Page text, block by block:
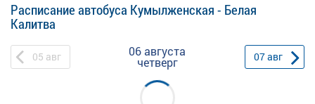
Расписание автобуса Кумылженская - Белая
Калитва
05 авг 06 августа
четверг 07авг